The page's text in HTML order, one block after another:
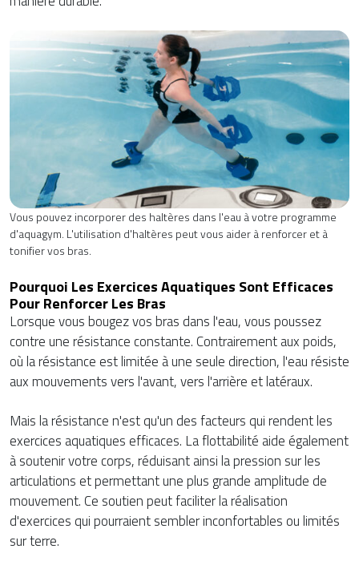
Vous pouvez incorporer des haltères dans l'eau à votre programme
d'aquagym. L'utilisation d'haltères peut vous aider à renforcer et à
tonifier vos bras.
Pourquoi Les Exercices Aquatiques Sont Efficaces
Pour Renforcer Les Bras
Lorsque vous bougez vos bras dans l'eau, vous poussez
contre une résistance constante. Contrairement aux poids,
où la résistance est limitée à une seule direction, l'eau résiste
aux mouvements vers l'avant, vers l'arrière et latéraux.
Mais la résistance n'est qu'un des facteurs qui rendent les
exercices aquatiques efficaces. La flottabilité aide également
à soutenir votre corps, réduisant ainsi la pression sur les
articulations et permettant une plus grande amplitude de
mouvement. Ce soutien peut faciliter la réalisation
d'exercices qui pourraient sembler inconfortables ou limités
sur terre.